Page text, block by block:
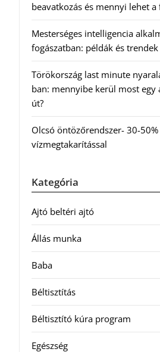
beavatkozás és mennyi lehet a
Mesterséges intelligencia
fogászatban: példák és trendek
Törökország last minute
ban: mennyibe kerül most egy
út?
Olcsó öntözőrendszer- 30-50%
vízmegtakarítással
Kategória
Ajtó beltéri ajtó
Állás munka
Baba
Béltisztítás
Béltisztító kúra program
Egészség